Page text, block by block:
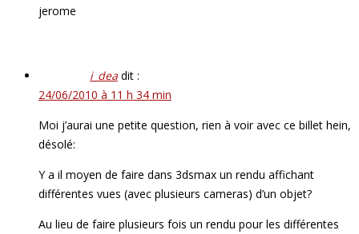
jerome
i_dea dit :
24/06/2010 à 11 h 34 min
Moi j’aurai une petite question, rien à voir avec ce billet hein,
désolé:
Y a il moyen de faire dans 3dsmax un rendu affichant
différentes vues (avec plusieurs cameras) d’un objet?
Au lieu de faire plusieurs fois un rendu pour les différentes